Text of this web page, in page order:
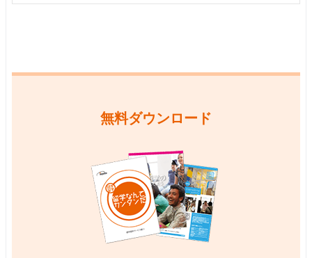
無料ダウンロード